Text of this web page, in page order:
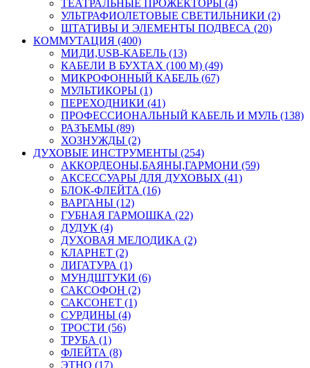
ТЕАТРАЛЬНЫЕ ПРОЖЕКТОРЫ (4)
УЛЬТРАФИОЛЕТОВЫЕ СВЕТИЛЬНИКИ (2)
ШТАТИВЫ И ЭЛЕМЕНТЫ ПОДВЕСА (20)
КОММУТАЦИЯ (400)
МИДИ,USB-КАБЕЛЬ (13)
КАБЕЛИ В БУХТАХ (100 М) (49)
МИКРОФОННЫЙ КАБЕЛЬ (67)
МУЛЬТИКОРЫ (1)
ПЕРЕХОДНИКИ (41)
ПРОФЕССИОНАЛЬНЫЙ КАБЕЛЬ И МУЛЬ (138)
РАЗЪЕМЫ (89)
ХОЗНУЖДЫ (2)
ДУХОВЫЕ ИНСТРУМЕНТЫ (254)
АККОРДЕОНЫ,БАЯНЫ,ГАРМОНИ (59)
АКСЕССУАРЫ ДЛЯ ДУХОВЫХ (41)
БЛОК-ФЛЕЙТА (16)
ВАРГАНЫ (12)
ГУБНАЯ ГАРМОШКА (22)
ДУДУК (4)
ДУХОВАЯ МЕЛОДИКА (2)
КЛАРНЕТ (2)
ЛИГАТУРА (1)
МУНДШТУКИ (6)
САКСОФОН (2)
САКСОНЕТ (1)
СУРДИНЫ (4)
ТРОСТИ (56)
ТРУБА (1)
ФЛЕЙТА (8)
ЭТНО (17)